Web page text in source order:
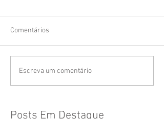
Comentários
Escreva um comentário
Posts Em Destaque